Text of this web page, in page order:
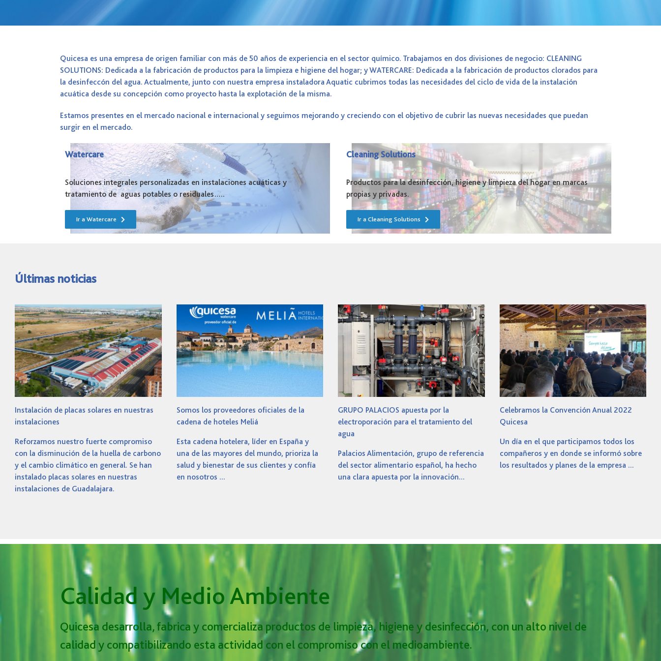
Quicesa es una empresa de origen familiar con más de 50 años de experiencia en el sector químico. Trabajamos en dos divisiones de negocio: CLEANING
SOLUTIONS: Dedicada a la fabricación de productos para la limpieza e higiene del hogar; y WATERCARE: Dedicada a la fabricación de productos clorados para
la desinfeccón del agua. Actualmente, junto con nuestra empresa instaladora Aquatic cubrimos todas las necesidades del ciclo de vida de la instalación
acuática desde su concepción como proyecto hasta la explotación de la misma.
Estamos presentes en el mercado nacional e internacional y seguimos mejorando y creciendo con el objetivo de cubrir las nuevas necesidades que puedan
surgir en el mercado.
Watercare
Soluciones integrales personalizadas en instalaciones acuáticas y
tratamiento de aguas potables o residuales…..
Ir a Watercare
Cleaning Solutions
Productos para la desinfección, higiene y limpieza del hogar en marcas
propias y privadas.
Ir a Cleaning Solutions
Últimas noticias
Instalación de placas solares en nuestras
instalaciones
Reforzamos nuestro fuerte compromiso
con la disminución de la huella de carbono
y el cambio climático en general. Se han
instalado placas solares en nuestras
instalaciones de Guadalajara.
Somos los proveedores oficiales de la
cadena de hoteles Meliá
Esta cadena hotelera, líder en España y
una de las mayores del mundo, prioriza la
salud y bienestar de sus clientes y confía
en nosotros ...
GRUPO PALACIOS apuesta por la
electroporación para el tratamiento del
agua
Palacios Alimentación, grupo de referencia
del sector alimentario español, ha hecho
una clara apuesta por la innovación...
Celebramos la Convención Anual 2022
Quicesa
Un día en el que participamos todos los
compañeros y en donde se informó sobre
los resultados y planes de la empresa ...
Calidad y Medio Ambiente
Quicesa desarrolla, fabrica y comercializa productos de limpieza, higiene y desinfección, con un alto nivel de
calidad y compatibilizando esta actividad con el compromiso con el medioambiente.